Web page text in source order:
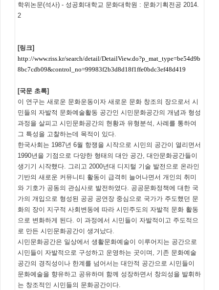
학위논문(석사) - 성공회대학교 문화대학원 : 문화기획전공 2014.
2
[링크]
http://www.riss.kr/search/detail/DetailView.do?p_mat_type=be54d9b
8bc7cdb09&control_no=99983f2b3d8d18f1ffe0bdc3ef48d419
[국문 초록]
이 연구는 새로운 문화운동이자 새로운 문화 창조의 장으로서 시
민들의 자발적 문화예술활동 공간인 시민문화공간의 개념과 형성
과정을 살피고 시민문화공간의 현황과 유형분석, 사례를 통하여
그 특성을 고찰하는데 목적이 있다.
한국사회는 1987년 6월 항쟁을 시작으로 시민의 공간이 열리면서
1990년을 기점으로 다양한 형태의 대안 공간, 대안문화공간들이
생기기 시작했다. 그리고 2000년대 디지털 기술 발전으로 온라인
기반의 새로운 커뮤니티 활동이 급격히 늘어나면서 개인의 취미
와 기호가 공동의 관심사로 발전하였다. 공공문화정책에 대한 국
가의 개입으로 형성된 공공 공연장 중심으로 국가가 주도했던 문
화의 장이 지구적 사회변동에 따라 시민주도의 자발적 문화 활동
으로 변화하게 된다. 이 과정에서 시민들이 자발적이고 주도적으
로 만든 시민문화공간이 생겨났다.
시민문화공간은 일상에서 생활문화예술이 이루어지는 공간으로
시민들이 자발적으로 구성하고 운영하는 곳이며, 기존 문화예술
공간의 경직성이나 한계를 넘어서는 대안적 공간으로 시민들이
문화예술을 향유하고 공유하며 함께 성장하면서 창의성을 발휘하
는 창조적인 시민들의 문화공간이다.